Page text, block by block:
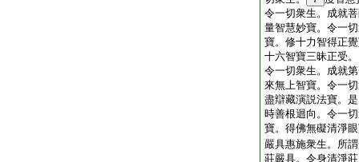
令一切衆生。成就
量智慧妙寶。令一
寶。修十力智得正
十六智寶三昧正受
令一切衆生。成就
來無上智寶。令一
盡辯藏演説法寶。
時善根迴向。令一
寶。得佛無礙清淨
嚴具惠施衆生。所
莊嚴具。令身清淨